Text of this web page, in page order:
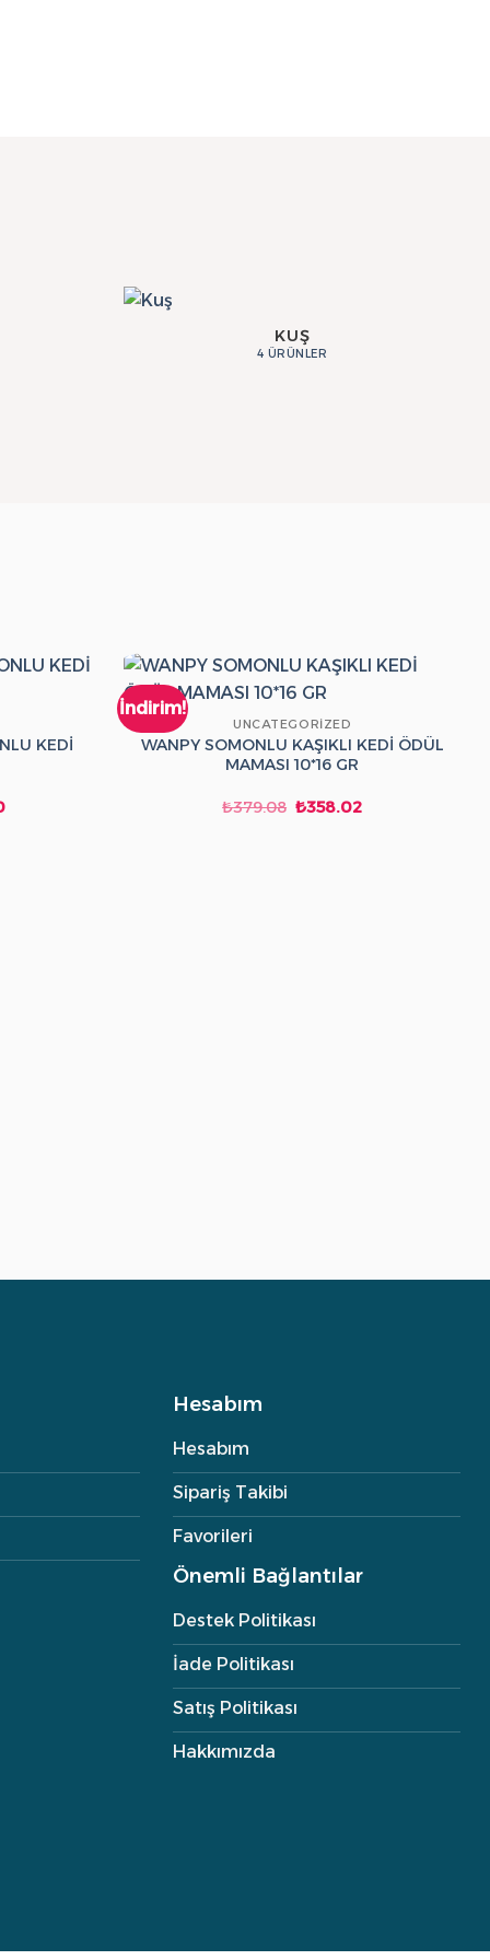
KUŞ
4 ÜRÜNLER
KEDİ
Şu
İndirim!
UNCATEGORIZED
WANPY SOMONLU KAŞIKLI KEDİ ÖDÜL
MAMASI 10*16 GR
₺379.08 Orijinal
₺358.02Şu
Hesabım
Hesabım
Sipariş Takibi
Favorileri
Önemli Bağlantılar
Destek Politikası
İade Politikası
Satış Politikası
Hakkımızda